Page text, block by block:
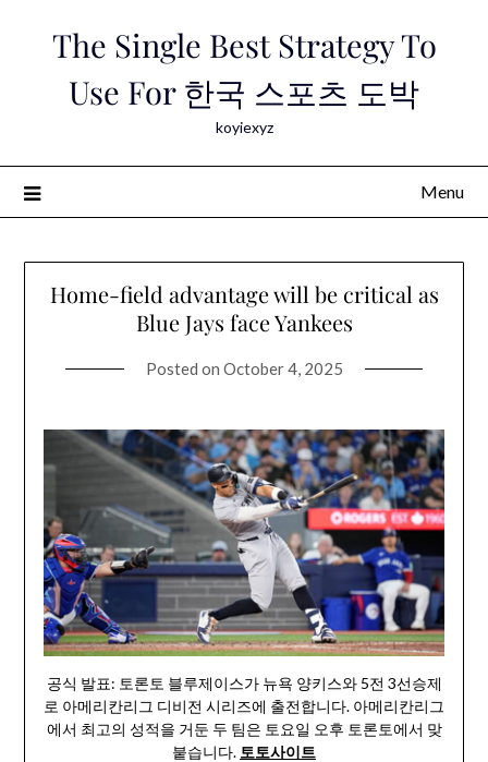
The Single Best Strategy To
Use For 한국 스포츠 도박
koyiexyz
Menu
Home-field advantage will be critical as
Blue Jays face Yankees
Posted on October 4, 2025
공식 발표: 토론토 블루제이스가 뉴욕 양키스와 5전 3선승제
로 아메리칸리그 디비전 시리즈에 출전합니다. 아메리칸리그
에서 최고의 성적을 거둔 두 팀은 토요일 오후 토론토에서 맞
붙습니다. 토토사이트